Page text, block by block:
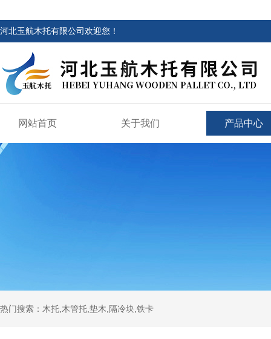
河北玉航木托有限公司欢迎您！
网站首页 关于我们 产品中心
热门搜索：木托,木管托,垫木,隔冷块,铁卡